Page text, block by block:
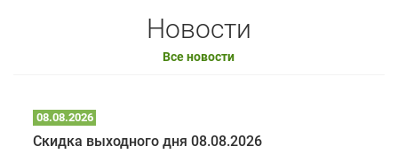
Новости
Все новости
08.08.2026
Скидка выходного дня 08.08.2026